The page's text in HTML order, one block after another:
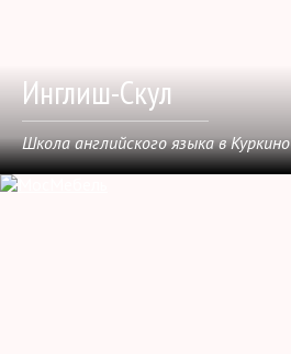
Инглиш-Скул
Школа английского языка в Куркино